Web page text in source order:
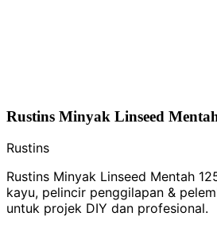
Rustins Minyak Linseed
Rustins
Rustins Minyak Linseed Mentah
kayu, pelincir penggilapan &
untuk projek DIY dan profesional.